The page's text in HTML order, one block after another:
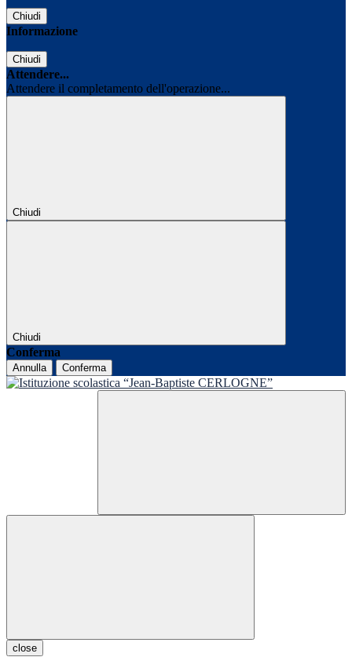
Chiudi
Informazione
Chiudi
Attendere...
Attendere il completamento dell'operazione...
Chiudi
Chiudi
Conferma
Annulla Conferma
close